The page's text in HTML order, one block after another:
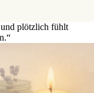
plötzlich fühlt